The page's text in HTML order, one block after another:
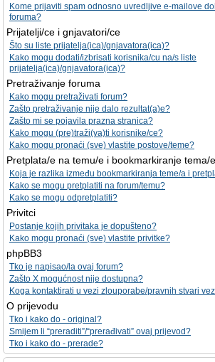
Kome prijaviti spam odnosno uvredljive e-mailove
foruma?
Prijatelji/ce i gnjavatori/ce
Što su liste prijatelja(ica)/gnjavatora(ica)?
Kako mogu dodati/izbrisati korisnika/cu na/s liste
prijatelja(ica)/gnjavatora(ica)?
Pretraživanje foruma
Kako mogu pretraživati forum?
Zašto pretraživanje nije dalo rezultat(a)e?
Zašto mi se pojavila prazna stranica?
Kako mogu (pre)traži(va)ti korisnike/ce?
Kako mogu pronaći (sve) vlastite postove/teme?
Pretplata/e na temu/e i bookmarkiranje tema/e
Koja je razlika između bookmarkiranja teme/a i
Kako se mogu pretplatiti na forum/temu?
Kako se mogu odpretplatiti?
Privitci
Postanje kojih privitaka je dopušteno?
Kako mogu pronaći (sve) vlastite privitke?
phpBB3
Tko je napisao/la ovaj forum?
Zašto X mogućnost nije dostupna?
Koga kontaktirati u vezi zlouporabe/pravnih stvari
O prijevodu
Tko i kako do - original?
Smijem li “preraditi”/“prerađivati” ovaj prijevod?
Tko i kako do - prerade?